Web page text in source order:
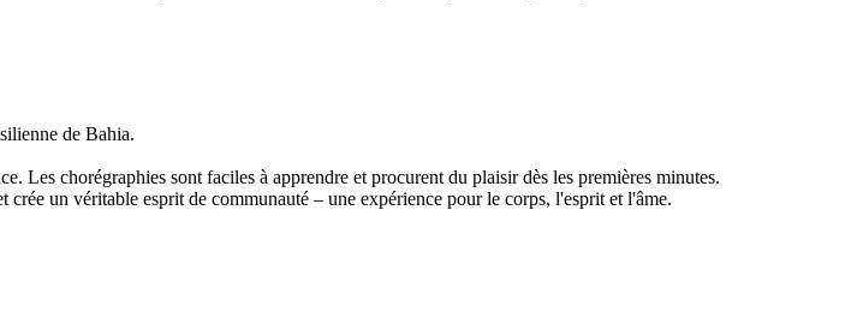
de Bahia.
Les chorégraphies sont faciles à apprendre et procurent du plaisir dès les premières minutes.
un véritable esprit de communauté – une expérience pour le corps, l'esprit et l'âme.